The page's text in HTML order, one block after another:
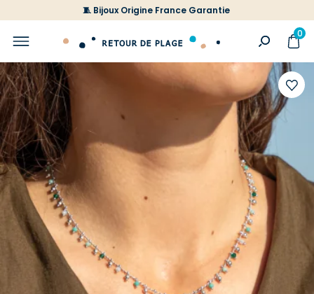
🧵 Bijoux Origine France Garantie
0
liste